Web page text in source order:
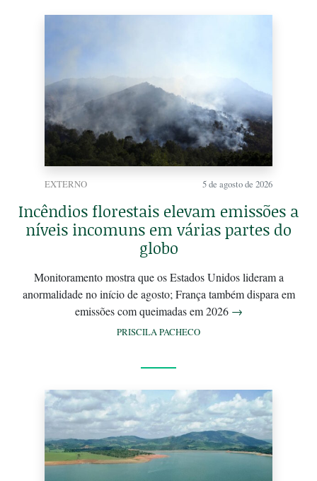
EXTERNO 5 de agosto de 2026
Incêndios florestais elevam emissões a
níveis incomuns em várias partes do
globo
Monitoramento mostra que os Estados Unidos lideram a
anormalidade no início de agosto; França também dispara em
emissões com queimadas em 2026 →
PRISCILA PACHECO